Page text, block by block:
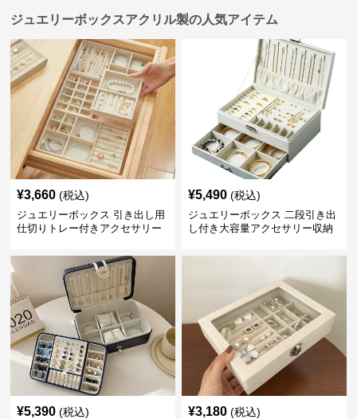
ジュエリーボックスアクリル製の人気アイテム
¥3,660 (税込)
ジュエリーボックス 引き出し用
仕切りトレー付きアクセサリー
¥5,490 (税込)
ジュエリーボックス 二段引き出
し付き大容量アクセサリー収納
¥5,390 (税込) ¥3,180 (税込)